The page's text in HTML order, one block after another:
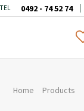
TEL 0492 - 74 52 74
Home Products